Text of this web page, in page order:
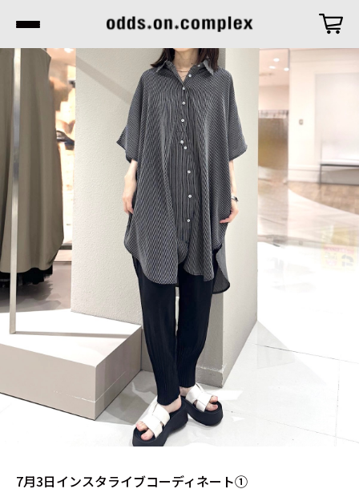
7月3日インスタライブコーディネート①